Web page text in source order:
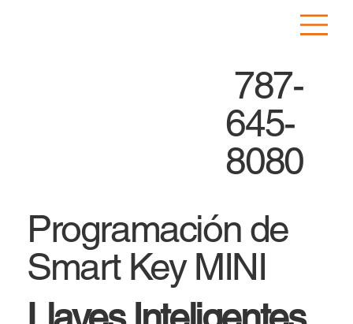
787-
645-
8080
Programación de
Smart Key MINI